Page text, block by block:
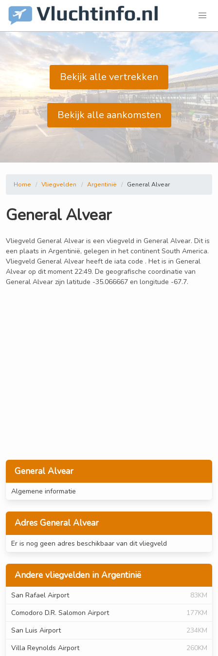
Bekijk alle vertrekken
Bekijk alle aankomsten
General Alvear
Algemene informatie
Adres General Alvear
Er is nog geen adres beschikbaar van dit vliegveld
Andere vliegvelden in Argentinië
San Rafael Airport
83KM
Comodoro D.R. Salomon Airport
177KM
San Luis Airport
234KM
Villa Reynolds Airport
260KM
Home Vliegvelden Argentinië General Alvear
General Alvear
Vliegveld General Alvear is een vliegveld in General Alvear. Dit is
een plaats in Argentinië, gelegen in het continent South America.
Vliegveld General Alvear heeft de iata code . Het is in General
Alvear op dit moment 22:49. De geografische coordinatie van
General Alvear zijn latitude -35.066667 en longitude -67.7.